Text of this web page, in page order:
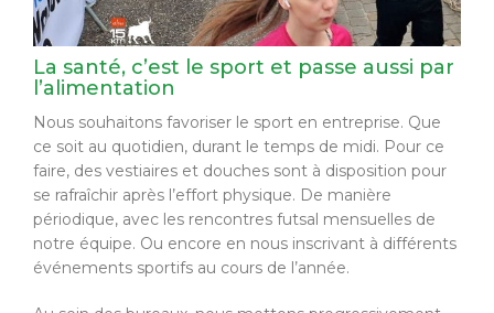
La santé, c’est le sport et passe aussi par
l’alimentation
Nous souhaitons favoriser le sport en entreprise. Que
ce soit au quotidien, durant le temps de midi. Pour ce
faire, des vestiaires et douches sont à disposition pour
se rafraîchir après l’effort physique. De manière
périodique, avec les rencontres futsal mensuelles de
notre équipe. Ou encore en nous inscrivant à différents
événements sportifs au cours de l’année.